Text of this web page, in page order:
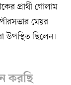
প্রার্থী গোলাম
মেয়র
উপস্থিত ছিলেন।
করছি